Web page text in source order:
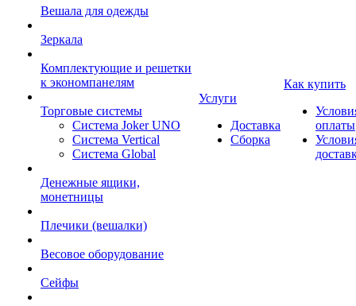
Вешала для одежды
Зеркала
Комплектующие и решетки
к экономпанелям
Торговые системы
Система Joker UNO
Система Vertical
Система Global
Денежные ящики,
монетницы
Плечики (вешалки)
Весовое оборудование
Сейфы
Услуги
Доставка
Сборка
Как купить
оплаты